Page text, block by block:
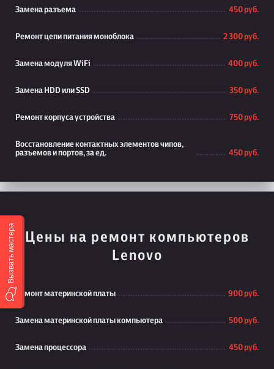
Замена разъема 450 руб.
Ремонт цепи питания моноблока 2 300 руб.
Замена модуля WiFi 400 руб.
Замена HDD или SSD 350 руб.
Ремонт корпуса устройства 750 руб.
Восстановление контактных элементов чипов,
разъемов и портов, за ед.
450 руб.
Цены на ремонт компьютеров
Lenovo
Ремонт материнской платы 900 руб.
Замена материнской платы компьютера 500 руб.
Замена процессора 450 руб.
Вызвать мастера